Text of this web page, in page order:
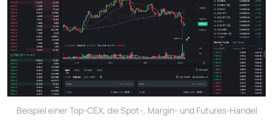
Beispiel einer Top-CEX, die Spot-, Margin- und Futures-Handel